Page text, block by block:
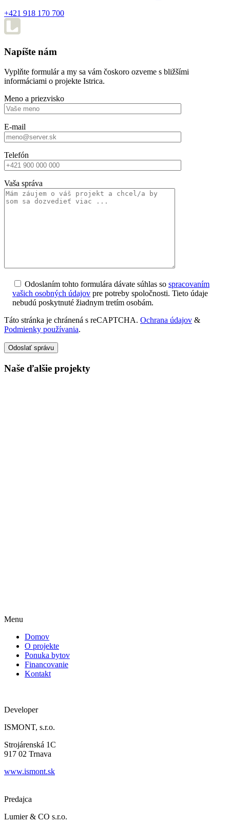
+421 918 170 700
Napíšte nám
Vyplňte formulár a my sa vám čoskoro ozveme s bližšími
informáciami o projekte Istrica.
Meno a priezvisko
E-mail
Telefón
Vaša správa
Odoslaním tohto formulára dávate súhlas so spracovaním
vašich osobných údajov pre potreby spoločnosti. Tieto údaje
nebudú poskytnuté žiadnym tretím osobám.
Táto stránka je chránená s reCAPTCHA. Ochrana údajov &
Podmienky používania.
Odoslať správu
Naše ďalšie projekty
Menu
Domov
O projekte
Ponuka bytov
Financovanie
Kontakt
Developer
ISMONT, s.r.o.
Strojárenská 1C
917 02 Trnava
www.ismont.sk
Predajca
Lumier & CO s.r.o.